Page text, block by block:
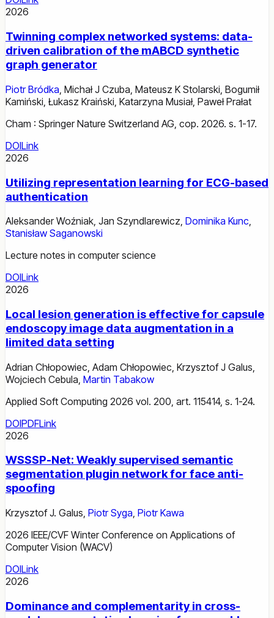
2026
Twinning complex networked systems: data-
driven calibration of the mABCD synthetic
graph generator
Piotr Bródka Michał J Czuba Mateusz K Stolarski Bogumił
Kamiński Łukasz Kraiński Katarzyna Musiał, Paweł Prałat
Cham : Springer Nature Switzerland AG, cop. 2026. s. 1-17.
DOILink
2026
Utilizing representation learning for ECG-based
authentication
Aleksander Woźniak, Jan Szyndlarewicz, Dominika Kunc,
Stanisław Saganowski
Lecture notes in computer science
DOILink
2026
Local lesion generation is effective for capsule
endoscopy image data augmentation in a
limited data setting
Adrian Chłopowiec Adam Chłopowiec Krzysztof J Galus
Wojciech Cebula Martin Tabakow
Applied Soft Computing 2026 vol. 200, art. 115414, s. 1-24.
DOIPDFLink
2026
WSSSP-Net: Weakly supervised semantic
segmentation plugin network for face anti-
spoofing
Krzysztof J. Galus, Piotr Syga, Piotr Kawa
2026 IEEE/CVF Winter Conference on Applications of
Computer Vision (WACV)
DOILink
2026
Dominance and complementarity in cross-